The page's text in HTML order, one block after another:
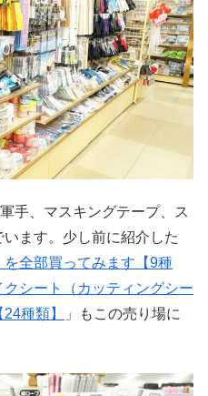
手、マスキングテープ、ス
ます。少し前に紹介した
全部買ってみます【9種
シート（カッティングシー
種類】
」もこの売り場に